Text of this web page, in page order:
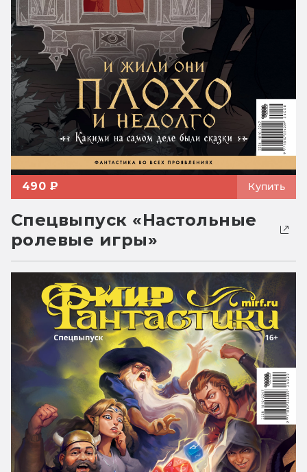
490 ₽ Купить
Спецвыпуск «Настольные
ролевые игры»